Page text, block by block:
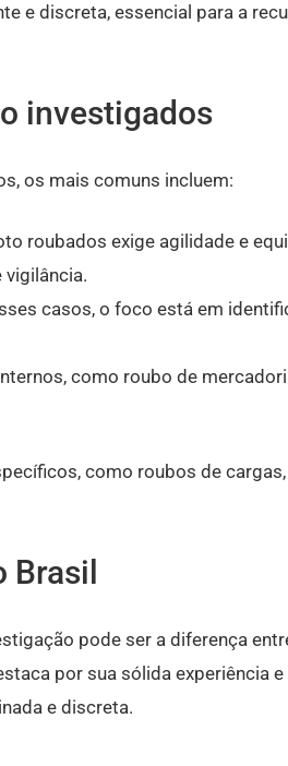
e discreta, essencial para a
investigados
os mais comuns incluem:
roubados exige agilidade e
casos, o foco está em
como roubo de
como roubos de
pode ser a diferença
por sua sólida experiência
e discreta.